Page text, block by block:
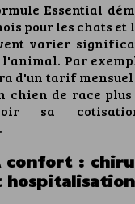
Essential
pour les chats et
varier
Par
d'un tarif mensuel
chien de race
sa
confort :